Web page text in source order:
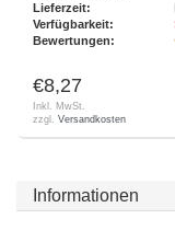
Lieferzeit:
Verfügbarkeit:
Bewertungen:
€8,27
Inkl. MwSt.
zzgl. Versandkosten
Informationen